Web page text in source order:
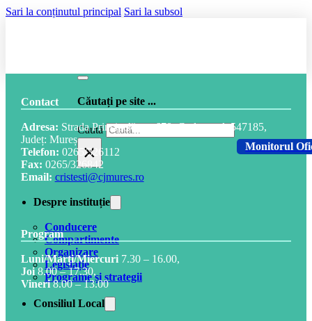
Sari la conținutul principal Sari la subsol
Căutați pe site ...
Caută
×
Despre instituție
Conducere
Compartimente
Organizare
Legislație
Programe și strategii
Consiliul Local
Monitorul
Contact
Adresa: Strada Principală, nr. 678, Cod postal: 547185,
Județ: Mureș
Telefon: 0265/326112
Fax: 0265/326842
Email: cristesti@cjmures.ro
Program
Luni/Marți/Miercuri7.30 – 16.00,
Joi8.00 – 17.30,
Vineri8.00 – 13.00